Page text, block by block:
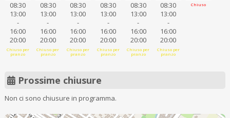
08:30
13:00
-
16:00
20:00
Chiuso per
pranzo
08:30
13:00
-
16:00
20:00
Chiuso per
pranzo
08:30
13:00
-
16:00
20:00
Chiuso per
pranzo
08:30
13:00
-
16:00
20:00
Chiuso per
pranzo
08:30
13:00
-
16:00
20:00
Chiuso per
pranzo
08:30
13:00
-
16:00
20:00
Chiuso per
pranzo
Chiuso
Prossime chiusure
Non ci sono chiusure in programma.